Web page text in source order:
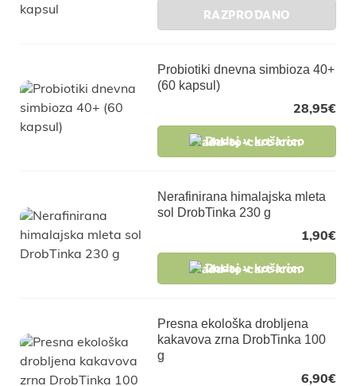
RAZPRODANO
Probiotiki dnevna simbioza 40+
(60 kapsul)
28,95€
Dodaj v košarico
Nerafinirana himalajska mleta
sol DrobTinka 230 g
1,90€
Dodaj v košarico
Presna ekološka drobljena
kakavova zrna DrobTinka 100
g
6,90€